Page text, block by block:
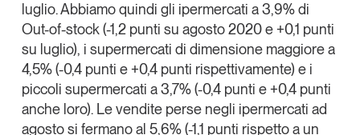
luglio. Abbiamo quindi gli ipermercati a 3,9% di
Out-of-stock (-1,2 punti su agosto 2020 e +0,1 punti
su luglio), i supermercati di dimensione maggiore a
4,5% (-0,4 punti e +0,4 punti rispettivamente) e i
piccoli supermercati a 3,7% (-0,4 punti e +0,4 punti
anche loro). Le vendite perse negli ipermercati ad
agosto si fermano al 5,6% (-1,1 punti rispetto a un